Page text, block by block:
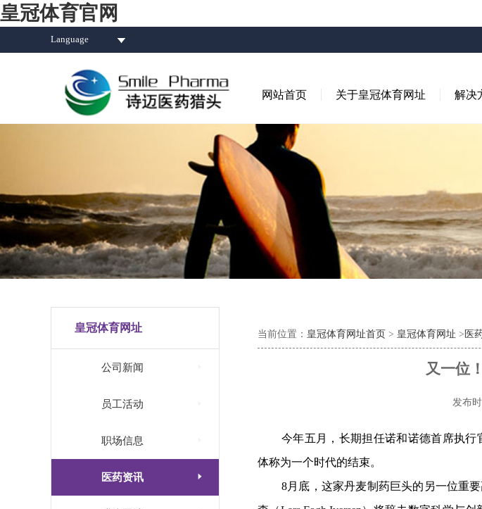
皇冠体育官网
Language
网站首页 关于皇冠体育网址 解决
皇冠体育网址
公司新闻
员工活动
职场信息
医药资讯 
当前位置： 皇冠体育网址首页 > 皇冠体育网址 > 医
又一位
发布
今年五月，长期担任诺和诺德首席执行
体称为一个时代的结束。
8月底，这家丹麦制药巨头的另一位重